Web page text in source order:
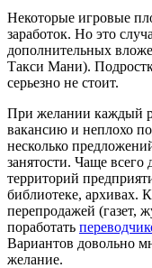
Некоторые игровые
заработок. Но это
дополнительных
Такси Мани).
серьезно не стоит.
При желании каждый
вакансию и неплохо
несколько
занятости. Чаще всего
территорий
библиотеке, архивах.
перепродажей (газет,
поработать
Вариантов довольно
желание.